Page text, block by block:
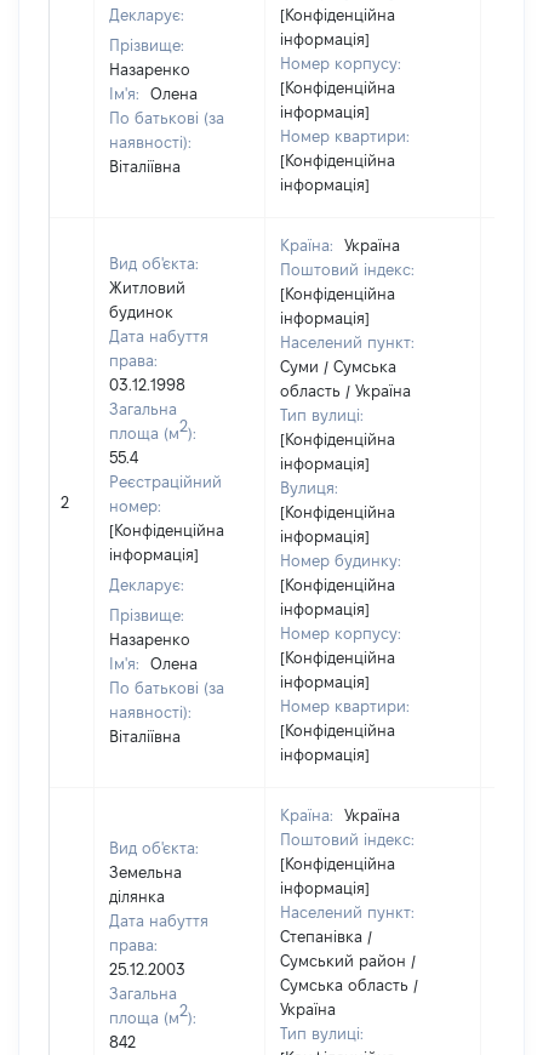
Декларує:
Прізвище:
Назаренко
Ім'я:
Олена
По батькові (за
наявності):
Віталіївна
[Конфіденційна
інформація]
Номер корпусу:
[Конфіденційна
інформація]
Номер квартири:
[Конфіденційна
інформація]
2
Вид об'єкта:
Житловий
будинок
Дата набуття
права:
03.12.1998
Загальна
площа (м2):
55.4
Реєстраційний
номер:
[Конфіденційна
інформація]
Декларує:
Прізвище:
Назаренко
Ім'я:
Олена
По батькові (за
наявності):
Віталіївна
Країна:
Україна
Поштовий індекс:
[Конфіденційна
інформація]
Населений пункт:
Суми / Сумська
область / Україна
Тип вулиці:
[Конфіденційна
інформація]
Вулиця:
[Конфіденційна
інформація]
Номер будинку:
[Конфіденційна
інформація]
Номер корпусу:
[Конфіденційна
інформація]
Номер квартири:
[Конфіденційна
інформація]
Вид об'єкта:
Земельна
ділянка
Дата набуття
права:
25.12.2003
Загальна
площа (м2):
842
Країна:
Україна
Поштовий індекс:
[Конфіденційна
інформація]
Населений пункт:
Степанівка /
Сумський район /
Сумська область /
Україна
Тип вулиці: